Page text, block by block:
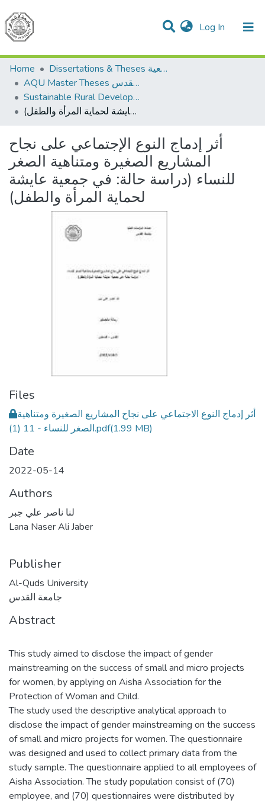
Log In (current)
Communities & Collections
All of DSpace
Home
Dissertations & Theses الرسائل الجامعية
AQU Master Theses الرسائل الجامعية الخاصة بجامعة القدس
Sustainable Rural Development التنمية الريفية المستدامة
أثر إدماج النوع الإجتماعي على نجاح المشاريع الصغيرة ومتناهية الصغر للنساء (دراسة حالة: في جمعية عايشة لحماية المرأة والطفل)
أثر إدماج النوع الإجتماعي على نجاح
المشاريع الصغيرة ومتناهية الصغر
للنساء (دراسة حالة: في جمعية عايشة
لحماية المرأة والطفل)
Files
أثر إدماج النوع الاجتماعي على نجاح المشاريع الصغيرة ومتناهية
الصغر للنساء - 11 (1).pdf(1.99 MB)
Date
2022-05-14
Authors
لنا ناصر علي جبر
Lana Naser Ali Jaber
Publisher
Al-Quds University
جامعة القدس
Abstract
This study aimed to disclose the impact of gender
mainstreaming on the success of small and micro projects
for women, by applying on Aisha Association for the
Protection of Woman and Child.
The study used the descriptive analytical approach to
disclose the impact of gender mainstreaming on the success
of small and micro projects for women. The questionnaire
was designed and used to collect primary data from the
study sample. The questionnaire applied to all employees of
Aisha Association. The study population consist of (70)
employee, and (70) questionnaires were distributed by